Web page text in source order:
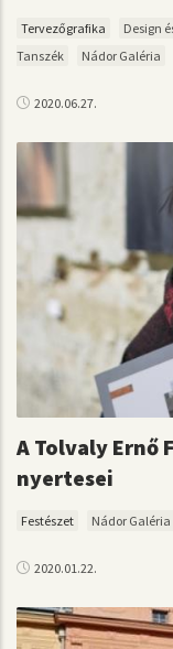
Tervezőgrafika Design
Tanszék
Nádor Galéria
2020.06.27.
A Tolvaly Ernő
nyertesei
Festészet Nádor Galéria
2020.01.22.